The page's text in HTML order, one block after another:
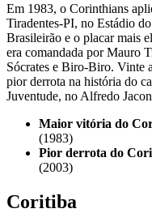
Em 1983, o Corinthians
Tiradentes-PI, no Estádio
Brasileirão e o placar mais
era comandada por Mauro
Sócrates e Biro-Biro. Vinte
pior derrota na história do
Juventude, no Alfredo
Maior vitória do
(1983)
Pior derrota do
(2003)
Coritiba